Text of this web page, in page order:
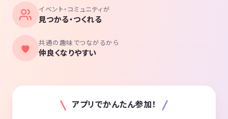
イベント・コミュニティが
見つかる・つくれる
共通の趣味でつながるから
仲良くなりやすい
アプリでかんたん参加！